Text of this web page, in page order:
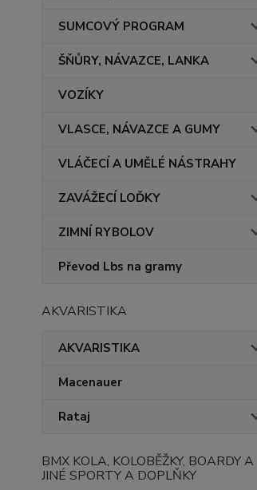
SUMCOVÝ PROGRAM
ŠŇŮRY, NÁVAZCE, LANKA
VOZÍKY
VLASCE, NÁVAZCE A GUMY
VLÁČECÍ A UMĚLÉ NÁSTRAHY
ZAVÁŽECÍ LOĎKY
ZIMNÍ RYBOLOV
Převod Lbs na gramy
AKVARISTIKA
AKVARISTIKA
Macenauer
Rataj
BMX KOLA, KOLOBĚŽKY, BOARDY A
JINÉ SPORTY A DOPLŇKY